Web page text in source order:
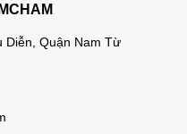
Diễn, Quận Nam Từ